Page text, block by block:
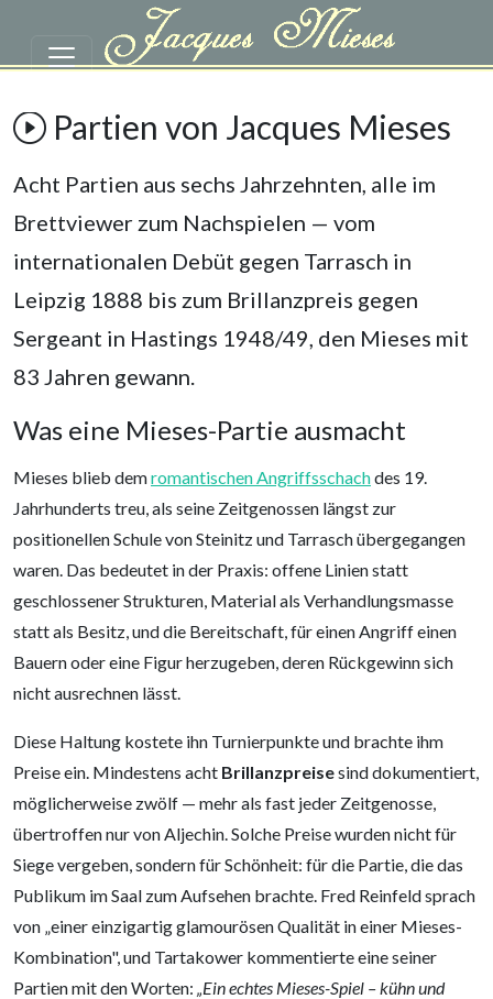
Zum Hauptinhalt springen
Partien von Jacques Mieses
Partien von Jacques Mieses
Acht Partien aus sechs Jahrzehnten, alle im
Brettviewer zum Nachspielen — vom
internationalen Debüt gegen Tarrasch in
Leipzig 1888 bis zum Brillanzpreis gegen
Sergeant in Hastings 1948/49, den Mieses mit
83 Jahren gewann.
Was eine Mieses-Partie ausmacht
Mieses blieb demromantischen Angriffsschachdes 19.
Jahrhunderts treu, als seine Zeitgenossen längst zur
positionellen Schule von Steinitz und Tarrasch übergegangen
waren. Das bedeutet in der Praxis: offene Linien statt
geschlossener Strukturen, Material als Verhandlungsmasse
statt als Besitz, und die Bereitschaft, für einen Angriff einen
Bauern oder eine Figur herzugeben, deren Rückgewinn sich
nicht ausrechnen lässt.
Diese Haltung kostete ihn Turnierpunkte und brachte ihm
Preise ein. Mindestens acht Brillanzpreisesind dokumentiert,
möglicherweise zwölf — mehr als fast jeder Zeitgenosse,
übertroffen nur von Aljechin. Solche Preise wurden nicht für
Siege vergeben, sondern für Schönheit: für die Partie, die das
Publikum im Saal zum Aufsehen brachte. Fred Reinfeld sprach
von „einer einzigartig glamourösen Qualität in einer Mieses-
Kombination", und Tartakower kommentierte eine seiner
Partien mit den Worten: „Ein echtes Mieses-Spiel – kühn und